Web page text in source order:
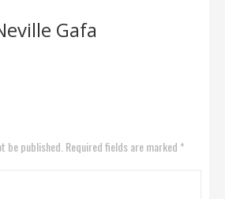
Gafa
be published. Required fields are marked *